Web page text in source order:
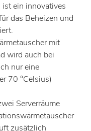
ein innovatives
das Beheizen und
mit
wird auch bei
nur eine
70 °Celsius)
Serverräume
zusätzlich